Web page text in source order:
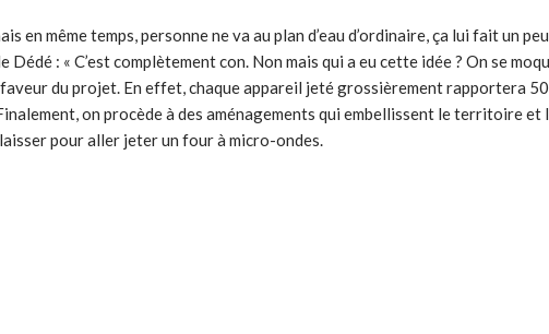
en même temps, personne ne va au plan d’eau d’ordinaire, ça lui fait un
Dédé : « C’est complètement con. Non mais qui a eu cette idée ? On se
du projet. En effet, chaque appareil jeté grossièrement rapportera
on procède à des aménagements qui embellissent le territoire
pour aller jeter un four à micro-ondes.